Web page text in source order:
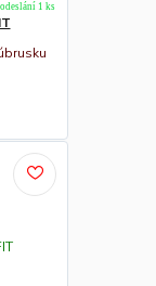
1 ks